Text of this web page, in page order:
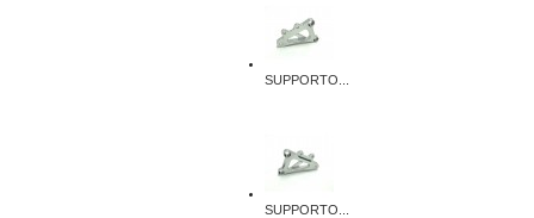
SUPPORTO...
SUPPORTO...